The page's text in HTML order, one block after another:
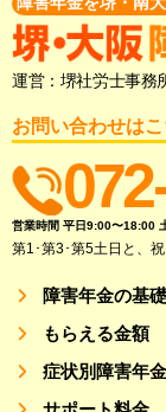
運営：堺社労士事
お問い合わせはこ
営業時間 平日9:00〜18:00
第1･第3･第5土日と、
障害年金の基
もらえる金額
症状別障害年